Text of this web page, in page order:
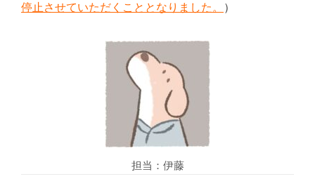
停止させていただくこととなりました。
）
担当：伊藤